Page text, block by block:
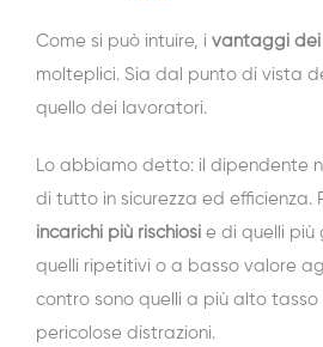
Come si può intuire, i vantaggi
molteplici. Sia dal punto di vista
quello dei lavoratori.
Lo abbiamo detto: il dipendente
di tutto in sicurezza ed efficienza.
incarichi più rischiosi e di quelli più
quelli ripetitivi o a basso valore
contro sono quelli a più alto tasso
pericolose distrazioni.